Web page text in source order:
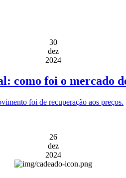
30
dez
2024
como foi o mercado
foi de recuperação aos preços.
26
dez
2024